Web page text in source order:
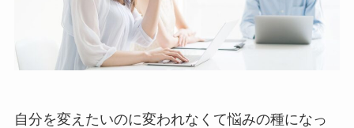
自分を変えたいのに変われなくて悩みの種になっ